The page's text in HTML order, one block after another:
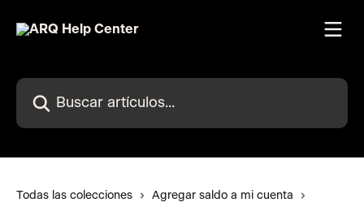
Buscar artículos...
Todas las colecciones
Agregar saldo a mi cuenta